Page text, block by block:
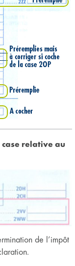
relative au
de l’impôt